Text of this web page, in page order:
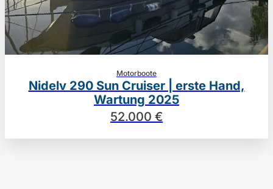
Motorboote
Nidelv 290 Sun Cruiser | erste Hand,
Wartung 2025
52.000 €